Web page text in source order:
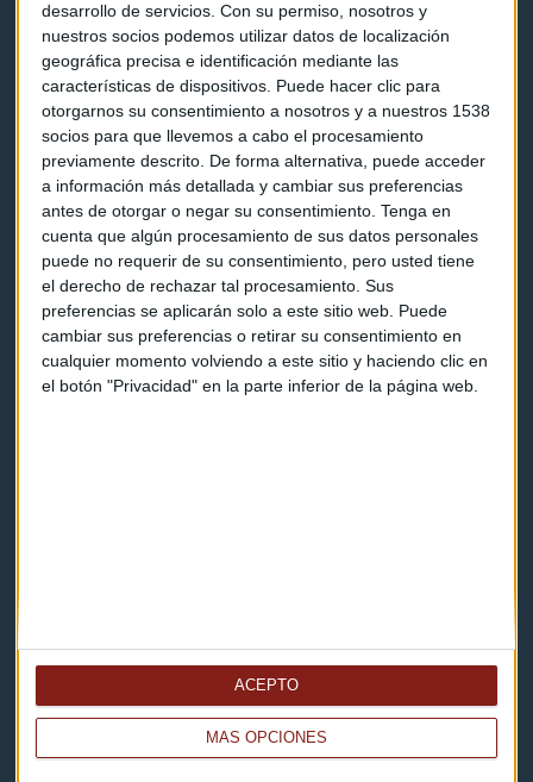
desarrollo de servicios. Con su permiso, nosotros y
nuestros socios podemos utilizar datos de localización
geográfica precisa e identificación mediante las
características de dispositivos. Puede hacer clic para
otorgarnos su consentimiento a nosotros y a nuestros 1538
socios para que llevemos a cabo el procesamiento
previamente descrito. De forma alternativa, puede acceder
a información más detallada y cambiar sus preferencias
antes de otorgar o negar su consentimiento. Tenga en
cuenta que algún procesamiento de sus datos personales
puede no requerir de su consentimiento, pero usted tiene
el derecho de rechazar tal procesamiento. Sus
preferencias se aplicarán solo a este sitio web. Puede
cambiar sus preferencias o retirar su consentimiento en
cualquier momento volviendo a este sitio y haciendo clic en
el botón "Privacidad" en la parte inferior de la página web.
MÁS OPCIONES
ACEPTO
Noticias
Eventos
Consultorios
Programas y podcasts
Contacto & Legal
Contacto
Cómo escucharnos